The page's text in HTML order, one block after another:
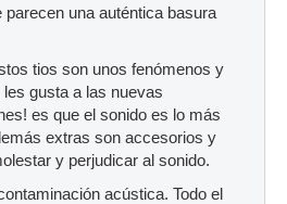
una auténtica basura
tios son unos fenómenos y
gusta a las nuevas
es que el sonido es lo más
extras son accesorios y
y perjudicar al sonido.
acústica. Todo el